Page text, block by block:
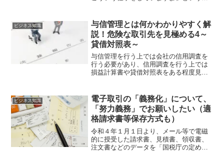
経理のメリットデメリット、収入面で気
になるなどご参考まで。
ビジネス知識
与信管理とは何かわかりやすく解
説！危険な取引先を見極める4～
貸借対照表～
与信管理を行う上では会社の信用調査を
行う必要があり、信用調査を行う上では
損益計算書や貸借対照表をある程度見ら
な解説と与信管理上とても重要な「ある
指標」について解説です。
ビジネス知識
電子取引の「義務化」について、
「努力義務」でお願いしたい（適
格請求書等保存方式も）
令和４年１月１日より、メール等で電磁
的に授受した請求書、見積書、領収書、
注文書などのデータを「国税庁の定める